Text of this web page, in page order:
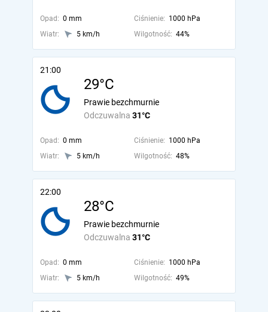
Opad: 0 mm Ciśnienie: 1000 hPa
Wiatr:
5 km/h Wilgotność: 44%
21:00
29°C
Odczuwalna 31°C
Prawie bezchmurnie
Opad: 0 mm Ciśnienie: 1000 hPa
Wiatr:
5 km/h Wilgotność: 48%
22:00
28°C
Odczuwalna 31°C
Prawie bezchmurnie
Opad: 0 mm Ciśnienie: 1000 hPa
Wiatr:
5 km/h Wilgotność: 49%